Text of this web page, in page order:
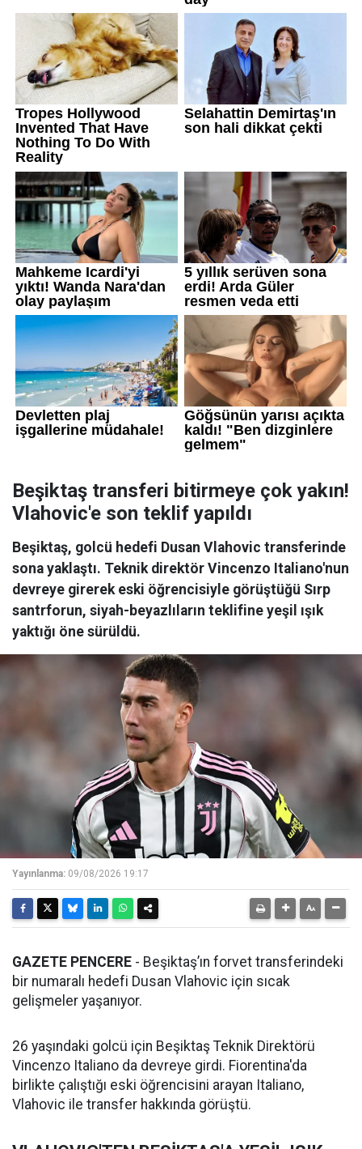
Beşiktaş transferi bitirmeye çok yakın!
Vlahovic'e son teklif yapıldı
Beşiktaş, golcü hedefi Dusan Vlahovic transferinde
sona yaklaştı. Teknik direktör Vincenzo Italiano'nun
devreye girerek eski öğrencisiyle görüştüğü Sırp
santrforun, siyah-beyazlıların teklifine yeşil ışık
yaktığı öne sürüldü.
Yayınlanma: 09/08/2026 19:17
GAZETE PENCERE - Beşiktaş’ın forvet transferindeki
bir numaralı hedefi Dusan Vlahovic için sıcak
gelişmeler yaşanıyor.
26 yaşındaki golcü için Beşiktaş Teknik Direktörü
Vincenzo Italiano da devreye girdi. Fiorentina'da
birlikte çalıştığı eski öğrencisini arayan Italiano,
Vlahovic ile transfer hakkında görüştü.